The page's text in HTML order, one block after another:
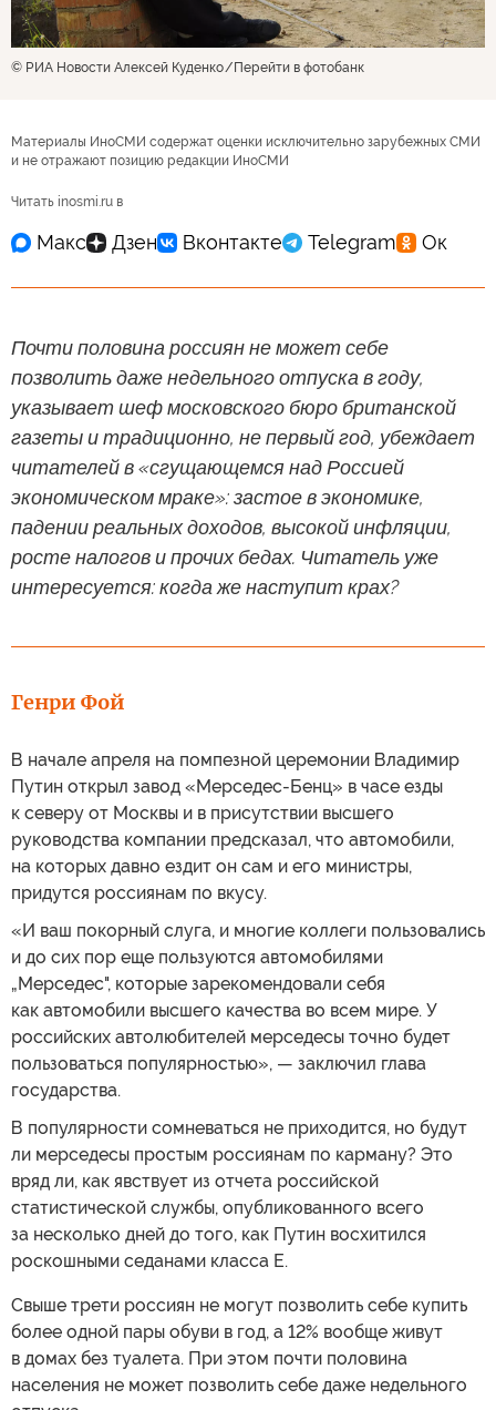
© РИА Новости Алексей Куденко Перейти в фотобанк
Материалы ИноСМИ содержат оценки исключительно зарубежных СМИ
и не отражают позицию редакции ИноСМИ
Читать inosmi.ru в
Почти половина россиян не может себе
позволить даже недельного отпуска в году,
указывает шеф московского бюро британской
газеты и традиционно, не первый год, убеждает
читателей в «сгущающемся над Россией
экономическом мраке»: застое в экономике,
падении реальных доходов, высокой инфляции,
росте налогов и прочих бедах. Читатель уже
интересуется: когда же наступит крах?
Генри Фой
В начале апреля на помпезной церемонии Владимир
Путин открыл завод «Мерседеc-Бенц» в часе езды
к северу от Москвы и в присутствии высшего
руководства компании предсказал, что автомобили,
на которых давно ездит он сам и его министры,
придутся россиянам по вкусу.
«И ваш покорный слуга, и многие коллеги пользовались
и до сих пор еще пользуются автомобилями
„Мерседеc", которые зарекомендовали себя
как автомобили высшего качества во всем мире. У
российских автолюбителей мерседесы точно будет
пользоваться популярностью», — заключил глава
государства.
В популярности сомневаться не приходится, но будут
ли мерседесы простым россиянам по карману? Это
вряд ли, как явствует из отчета российской
статистической службы, опубликованного всего
за несколько дней до того, как Путин восхитился
роскошными седанами класса Е.
Свыше трети россиян не могут позволить себе купить
более одной пары обуви в год, а 12% вообще живут
в домах без туалета. При этом почти половина
населения не может позволить себе даже недельного